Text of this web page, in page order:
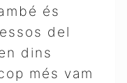
és
del
dins
més vam